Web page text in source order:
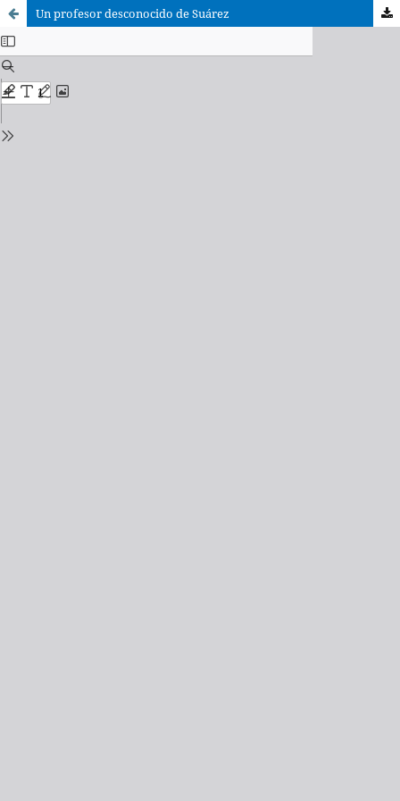
Un profesor desconocido de Suárez